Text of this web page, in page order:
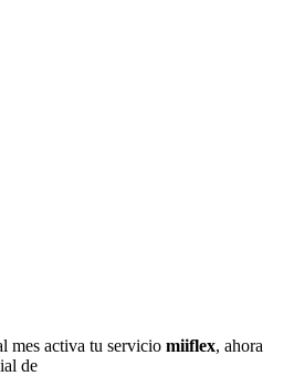
mes activa tu servicio miiflex, ahora
de